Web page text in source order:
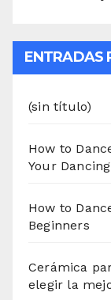
ENTRADAS
(sin título)
How to
Your
How to
Beginners
Cerámica
elegir la